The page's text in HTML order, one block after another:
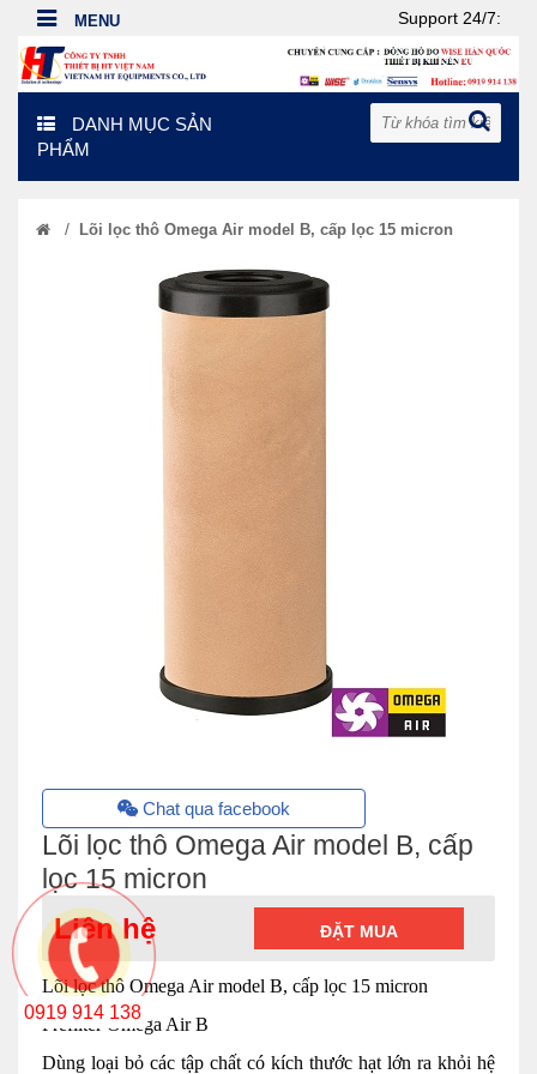
Support 24/7:
DANH MỤC SẢN
PHẨM
/ Lõi lọc thô Omega Air model B, cấp lọc 15 micron
Chat qua facebook
Lõi lọc thô Omega Air model B, cấp
lọc 15 micron
Liên hệ ĐẶT MUA
Lõi lọc thô Omega Air model B, cấp lọc 15 micron
Prefilter Omega Air B
Dùng loại bỏ các tập chất có kích thước hạt lớn ra khỏi hệ
0919 914 138